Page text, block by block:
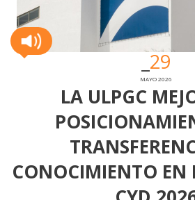
29
MAYO 2026
LA ULPGC
CONOCIMIENTO EN